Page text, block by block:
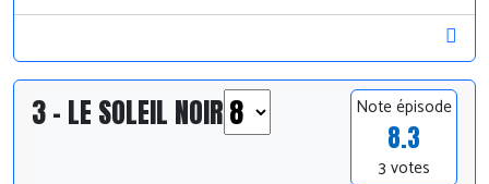
3 - LE SOLEIL NOIR Note épisode
8.3
3 votes